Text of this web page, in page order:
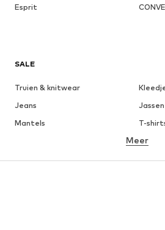
Esprit
SALE
Truien & knitwear
Jeans
Jassen
Mantels
T-
Rokken
Meer